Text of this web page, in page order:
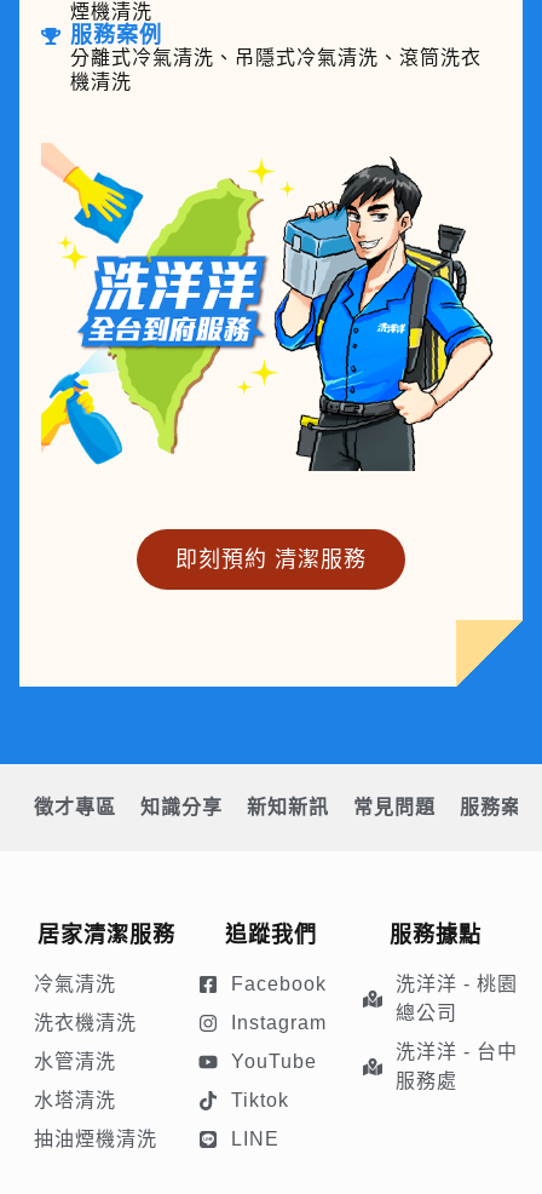
煙機清洗
服務案例
分離式冷氣清洗、吊隱式冷氣清洗、滾筒洗衣
機清洗
即刻預約 清潔服務
徵才專區 知識分享 新知新訊 常見問題 服務案例
居家清潔服務
冷氣清洗
洗衣機清洗
水管清洗
水塔清洗
抽油煙機清洗
追蹤我們
Facebook
Instagram
YouTube
Tiktok
LINE
服務據點
洗洋洋 - 桃園
總公司
洗洋洋 - 台中
服務處